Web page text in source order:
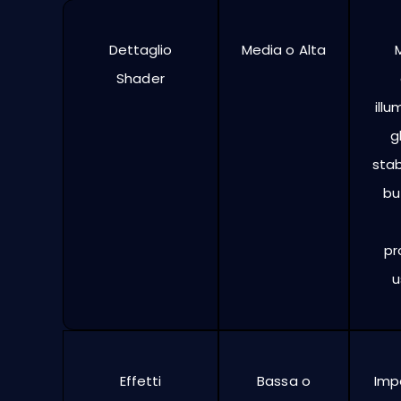
Dettaglio
Shader
Media o Alta
Effetti
Bassa o